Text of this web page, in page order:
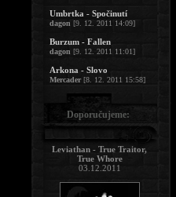
Umbrtka - Spočinutí
dagon [9. 12. 2011 14:09]
Burzum - Fallen
dagon [9. 12. 2011 11:01]
Arkona - Slovo
Mercader[8. 12. 2011 15:58]
Doporučujeme:
Leviathan - True Traitor,
True Whore
03.12.2011